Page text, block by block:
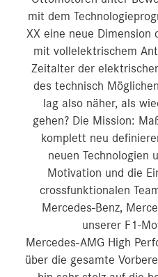
mit dem
XX eine neue Dimension
mit vollelektrischem
Zeitalter der
des technisch
lag also näher, als
gehen? Die Mission:
komplett neu
neuen Technologien
Motivation und die
crossfunktionalen
Mercedes‑Benz,
unserer F1-
Mercedes‑AMG High
über die gesamte